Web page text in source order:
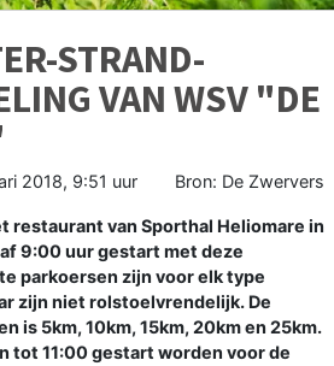
STRAND-
VAN WSV "DE
2018, 9:51 uur Bron: De Zwervers
restaurant van Sporthal Heliomare in
9:00 uur gestart met deze
parkoersen zijn voor elk type
zijn niet rolstoelvrendelijk. De
is 5km, 10km, 15km, 20km en 25km.
tot 11:00 gestart worden voor de